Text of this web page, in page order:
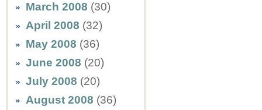
March 2008 (30)
April 2008 (32)
May 2008 (36)
June 2008 (20)
July 2008 (20)
August 2008 (36)